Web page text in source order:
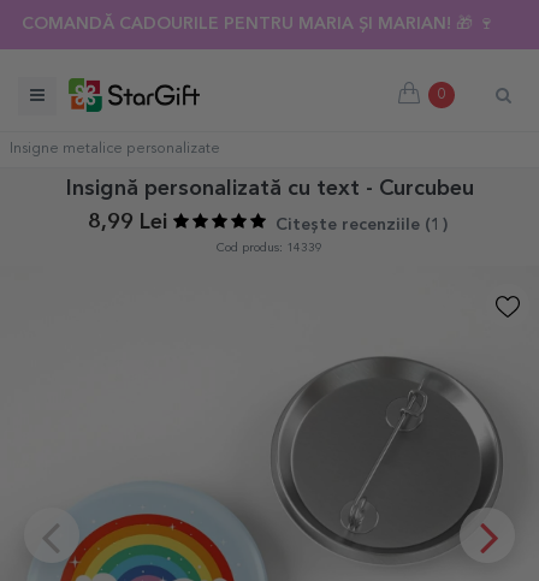
COMANDĂ CADOURILE PENTRU MARIA ȘI MARIAN! 🎁 🍷
0
Insigne metalice personalizate
Insignă personalizată cu text - Curcubeu
8,99 Lei
Citește recenziile (1 )
Cod produs: 14339